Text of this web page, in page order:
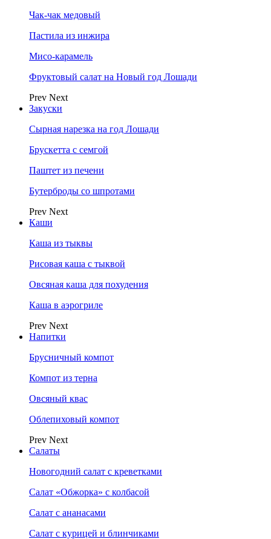
Чак-чак медовый
Пастила из инжира
Мисо-карамель
Фруктовый салат на Новый год Лошади
Prev Next
Закуски
Сырная нарезка на год Лошади
Брускетта с семгой
Паштет из печени
Бутерброды со шпротами
Prev Next
Каши
Каша из тыквы
Рисовая каша с тыквой
Овсяная каша для похудения
Каша в аэрогриле
Prev Next
Напитки
Брусничный компот
Компот из терна
Овсяный квас
Облепиховый компот
Prev Next
Салаты
Новогодний салат с креветками
Салат «Обжорка» с колбасой
Салат с ананасами
Салат с курицей и блинчиками